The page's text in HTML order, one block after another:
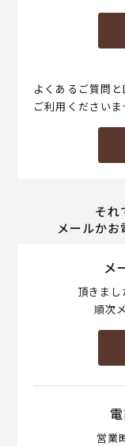
よくあるご質問
ご利用くださいま
それ
メールかお
メ
頂きまし
順次
営業